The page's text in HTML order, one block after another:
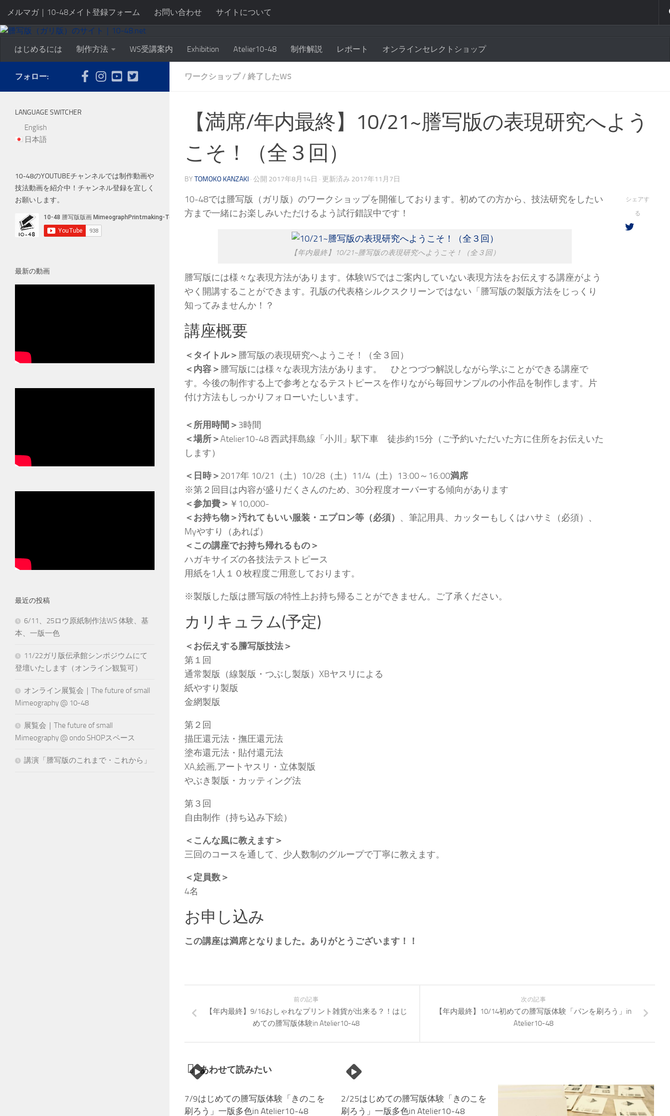
Skip to content
メルマガ｜10-48メイト登録フォーム お問い合わせ サイトについて
English
はじめるには 制作方法 WS受講案内 Exhibition Atelier10-48 制作解説 レポート オンラインセレクトショップ
ワークショップ / 終了したWS
【満席/年内最終】10/21~謄写版の表現研究へよう
こそ！（全３回）
BY TOMOKO KANZAKI · 公開 2017年8月14日 · 更新済み 2017年11月7日
10-48では謄写版（ガリ版）のワークショップを開催しております。初めての方から、技法研究をしたい
方まで一緒にお楽しみいただけるよう試行錯誤中です！
【年内最終】10/21~謄写版の表現研究へようこそ！（全３回）
謄写版には様々な表現方法があります。体験WSではご案内していない表現方法をお伝えする講座がよう
やく開講することができます。孔版の代表格シルクスクリーンではない「謄写版の製版方法をじっくり
知ってみませんか！？
講座概要
＜タイトル＞ 謄写版の表現研究へようこそ！（全３回）
＜内容＞ 謄写版には様々な表現方法があります。 ひとつづつ解説しながら学ぶことができる講座で
す。今後の制作する上で参考となるテストピースを作りながら毎回サンプルの小作品を制作します。片
付け方法もしっかりフォローいたしいます。
＜所用時間＞ 3時間
＜場所＞Atelier10-48 西武拝島線「小川」駅下車 徒歩約15分（ご予約いただいた方に住所をお伝えいた
します）
＜日時＞ 2017年 10/21（土）10/28（土）11/4（土）13:00～16:00満席
※第２回目は内容が盛りだくさんのため、30分程度オーバーする傾向があります
＜参加費＞ ￥10,000-
＜お持ち物＞汚れてもいい服装・エプロン等（必須） 、筆記用具、カッターもしくはハサミ（必須）、
Myやすり（あれば）
＜この講座でお持ち帰れるもの＞
ハガキサイズの各技法テストピース
用紙を1人１０枚程度ご用意しております。
※製版した版は謄写版の特性上お持ち帰ることができません。ご了承ください。
カリキュラム(予定)
＜お伝えする謄写版技法＞
第１回
通常製版（線製版・つぶし製版）XBヤスリによる
紙やすり製版
金網製版
第２回
描圧還元法・撫圧還元法
塗布還元法・貼付還元法
XA,絵画,アートヤスリ・立体製版
やぶき製版・カッティング法
第３回
自由制作（持ち込み下絵）
＜こんな風に教えます＞
三回のコースを通して、少人数制のグループで丁寧に教えます。
＜定員数＞
4名
お申し込み
この講座は満席となりました。ありがとうございます！！
シェアす
る
次の記事
【年内最終】10/14初めての謄写版体験「パンを刷ろう」in
Atelier10-48
前の記事
【年内最終】9/16おしゃれなプリント雑貨が出来る？！はじ
めての謄写版体験in Atelier10-48
あわせて読みたい
7/9はじめての謄写版体験「きのこを
刷ろう」一版多色in Atelier10-48
2/25はじめての謄写版体験「きのこを
刷ろう」一版多色in Atelier10-48
フォロー:
LANGUAGE SWITCHER
English
日本語
10-48のYOUTUBEチャンネルでは制作動画や
技法動画を紹介中！チャンネル登録を宜しく
お願いします。
最新の動画
最近の投稿
6/11、25ロウ原紙制作法WS 体験、基
本、一版一色
11/22ガリ版伝承館シンポジウムにて
登壇いたします（オンライン観覧可）
オンライン展覧会｜The future of small
Mimeography @ 10-48
展覧会｜The future of small
Mimeography @ ondo SHOPスペース
講演「謄写版のこれまで・これから」